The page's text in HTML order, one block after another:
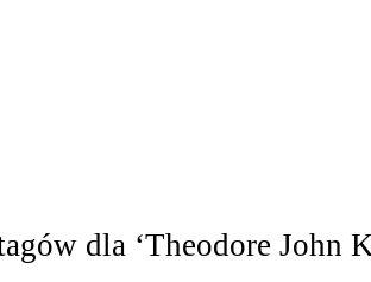
dla ‘Theodore John